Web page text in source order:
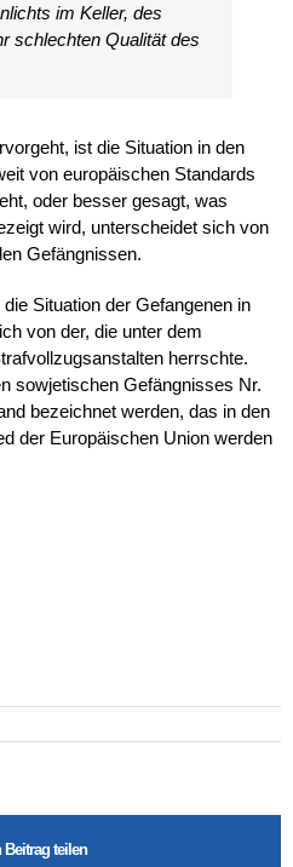
im Keller, des
schlechten Qualität des
ist die Situation in den
von europäischen Standards
oder besser gesagt, was
wird, unterscheidet sich von
Gefängnissen.
Situation der Gefangenen in
von der, die unter dem
herrschte.
sowjetischen Gefängnisses Nr.
bezeichnet werden, das in den
der Europäischen Union werden
Beitrag teilen